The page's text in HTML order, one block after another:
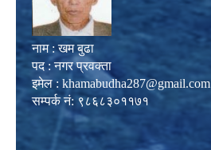
नाम : खम बुढा
पद : नगर प्रवक्ता
इमेल : khamabudha287@gmail.com
सम्पर्क नं: ९८६८३०११७१